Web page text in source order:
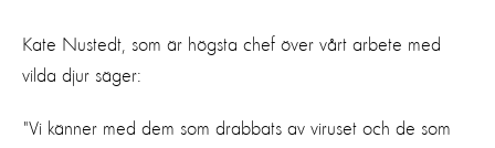
Kate Nustedt, som är högsta chef över vårt arbete med
vilda djur säger:
"Vi känner med dem som drabbats av viruset och de som